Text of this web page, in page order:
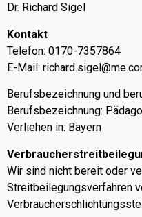
Dr. Richard Sigel
Kontakt
Telefon: 0170-7357864
E-Mail:
Berufsbezeichnung und
Berufsbezeichnung:
Verliehen in: Bayern
Wir sind nicht bereit oder
Streitbeilegungsverfahren